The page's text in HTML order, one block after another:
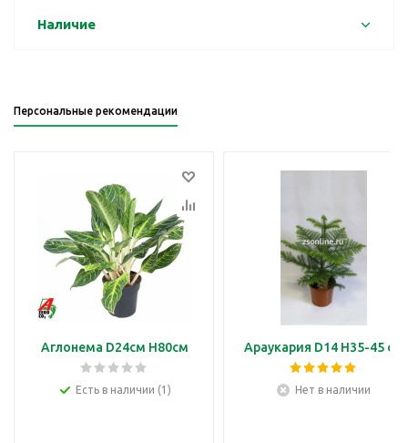
Наличие
Персональные рекомендации
Аглонема D24см H80см
Есть в наличии (1)
Араукария D14 H35-45 см
Нет в наличии